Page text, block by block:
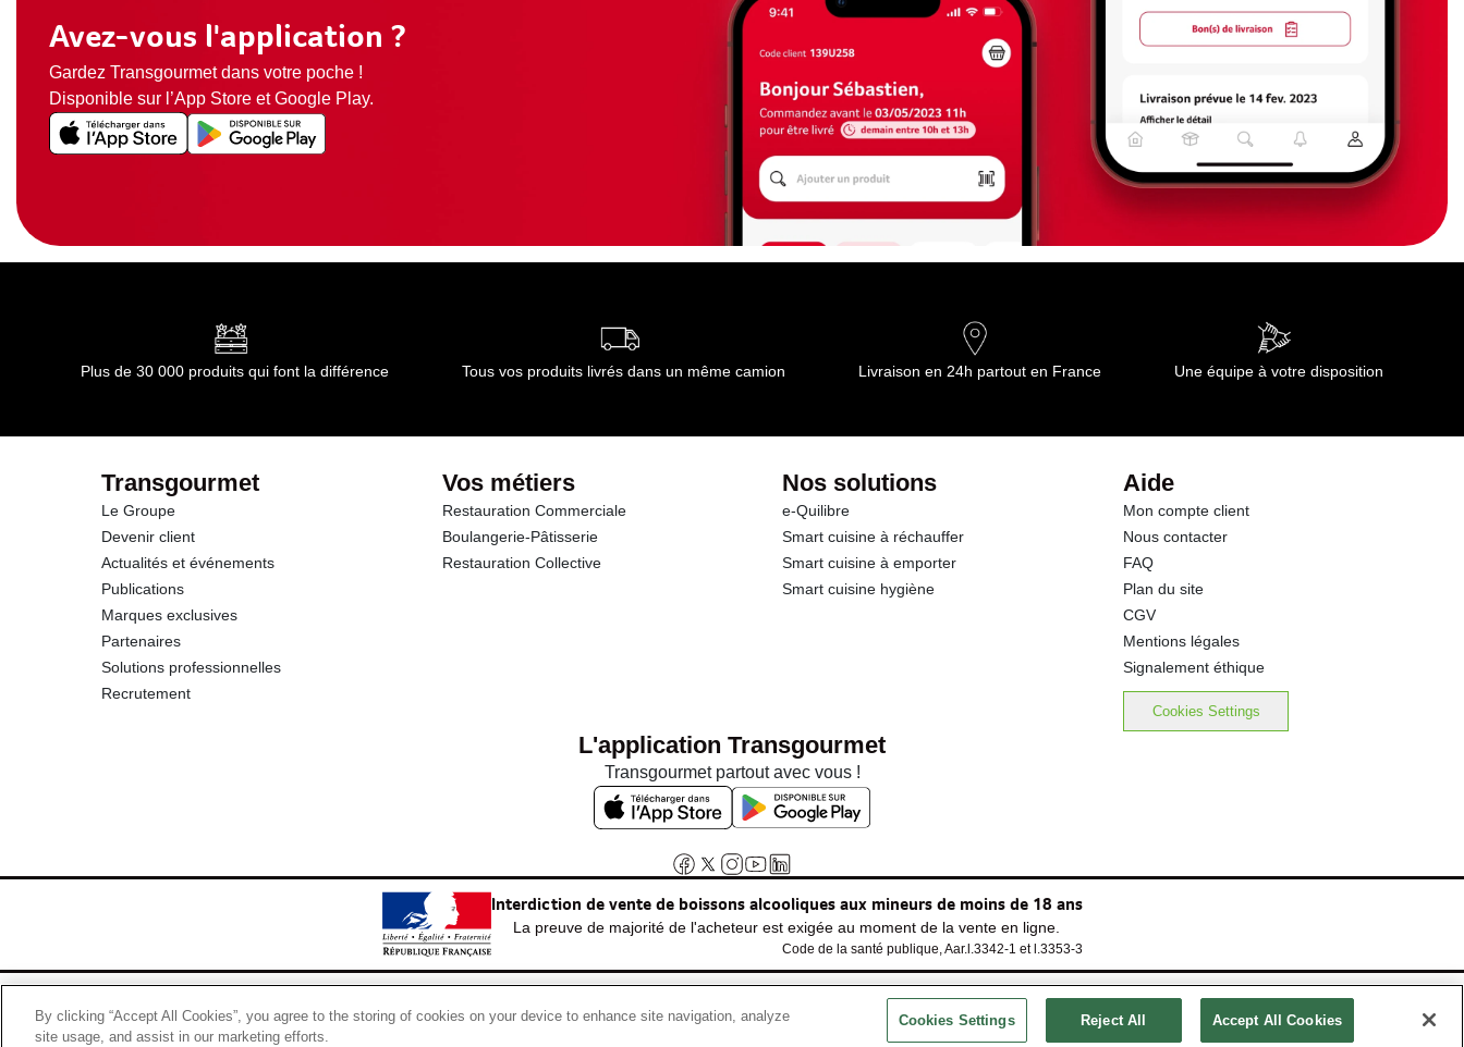
Avez-vous l'application ?
Gardez Transgourmet dans votre poche !
Disponible sur l’App Store et Google Play.
Plus de 30 000 produits qui font la différence Tous vos produits livrés dans un même camion Livraison en 24h partout en France Une équipe à votre disposition
Transgourmet
Le Groupe
Devenir client
Actualités et événements
Publications
Marques exclusives
Partenaires
Solutions professionnelles
Recrutement
Vos métiers
Restauration Commerciale
Boulangerie-Pâtisserie
Restauration Collective
Nos solutions
e-Quilibre
Smart cuisine à réchauffer
Smart cuisine à emporter
Smart cuisine hygiène
Aide
Mon compte client
Nous contacter
FAQ
Plan du site
CGV
Mentions légales
Signalement éthique
Cookies Settings
L'application Transgourmet
Transgourmet partout avec vous !
Interdiction de vente de boissons alcooliques aux mineurs de moins de 18 ans
La preuve de majorité de l'acheteur est exigée au moment de la vente en ligne.
Code de la santé publique, Aar.l.3342-1 et l.3353-3
© Tous droits réservés
By clicking “Accept All Cookies”, you agree to the storing of cookies on your device to enhance site navigation, analyze
site usage, and assist in our marketing efforts.
Cookies Settings Reject All Accept All Cookies